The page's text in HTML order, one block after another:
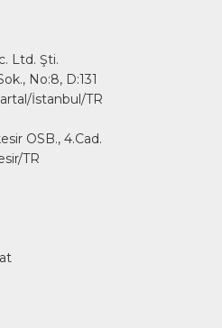
Ltd. Şti.
No:8, D:131
İstanbul/TR
OSB., 4.Cad.
TR